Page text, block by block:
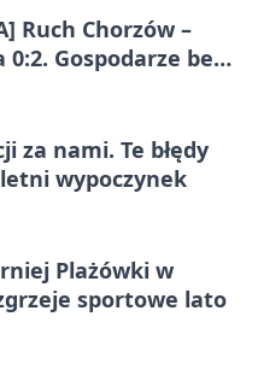
Ruch Chorzów –
0:2. Gospodarze bez
za nami. Te błędy
wypoczynek
Plażówki w
sportowe lato